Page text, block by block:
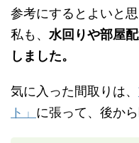
参考にするとよいと思
私も、 水回りや部屋
しました。
気に入った間取りは、
ト」 に張って、後か